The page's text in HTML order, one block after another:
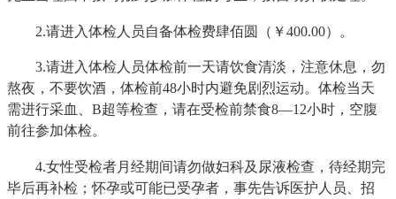
2.请进入体检人员自备体检费肆佰圆（￥400.00）。
3.请进入体检人员体检前一天请饮食清淡，注意休息，勿
熬夜，不要饮酒，体检前48小时内避免剧烈运动。体检当天
需进行采血、B超等检查，请在受检前禁食8—12小时，空腹
前往参加体检。
4.女性受检者月经期间请勿做妇科及尿液检查，待经期完
毕后再补检；怀孕或可能已受孕者，事先告诉医护人员、招